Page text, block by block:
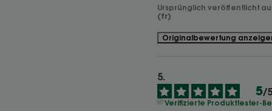
Ursprünglich veröffentlicht
(fr)
Originalbewertung
5/5
Verifizierte Produkttester-